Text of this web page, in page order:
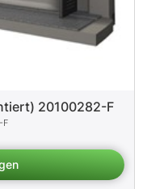
20100282-F
F